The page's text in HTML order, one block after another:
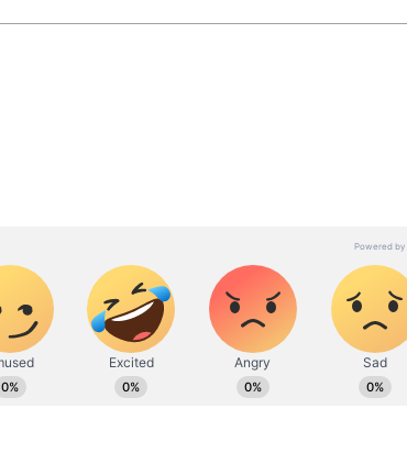
வணிகம், டெக், ஆட்டோமொபைல் மற்றும்
கொண்டவர்.